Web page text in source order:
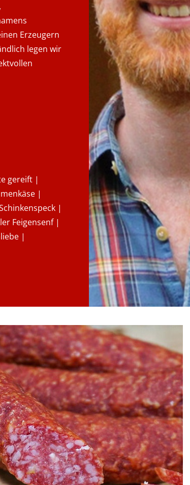
Erzeugern
legen wir
gereift |
|
|
Feigensenf |
|